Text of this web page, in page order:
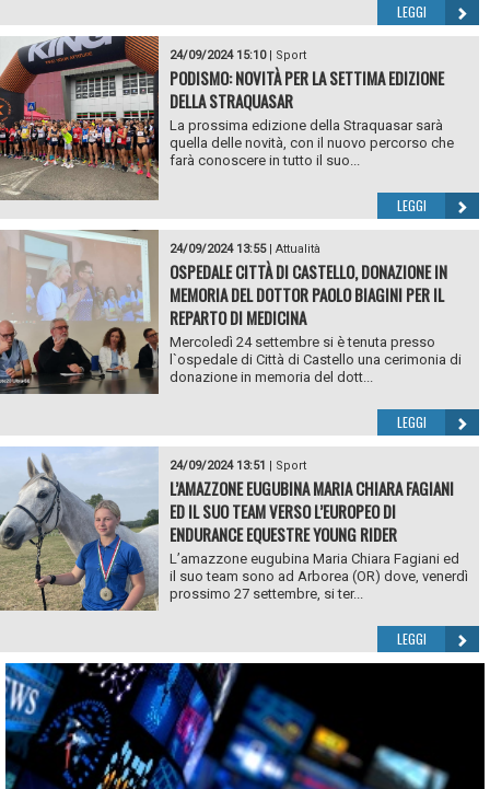
LEGGI
24/09/2024 15:10| Sport
PODISMO: NOVITÀ PER LA SETTIMA EDIZIONE
DELLA STRAQUASAR
La prossima edizione della Straquasar sarà
quella delle novità, con il nuovo percorso che
farà conoscere in tutto il suo...
LEGGI
24/09/2024 13:55| Attualità
OSPEDALE CITTÀ DI CASTELLO, DONAZIONE IN
MEMORIA DEL DOTTOR PAOLO BIAGINI PER IL
REPARTO DI MEDICINA
Mercoledì 24 settembre si è tenuta presso
l`ospedale di Città di Castello una cerimonia di
donazione in memoria del dott...
LEGGI
24/09/2024 13:51 | Sport
L’AMAZZONE EUGUBINA MARIA CHIARA FAGIANI
ED IL SUO TEAM VERSO L’EUROPEO DI
ENDURANCE EQUESTRE YOUNG RIDER
L’amazzone eugubina Maria Chiara Fagiani ed
il suo team sono ad Arborea (OR) dove, venerdì
prossimo 27 settembre, si ter...
LEGGI